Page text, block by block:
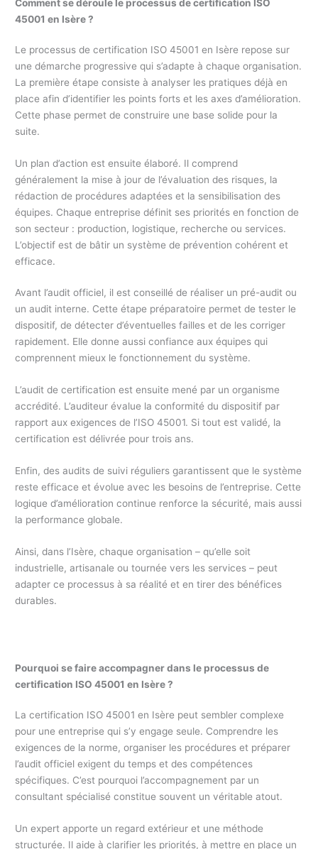
Comment se déroule le processus de certification ISO
45001 en Isère ?
Le processus de certification ISO 45001 en Isère repose sur
une démarche progressive qui s’adapte à chaque organisation.
La première étape consiste à analyser les pratiques déjà en
place afin d’identifier les points forts et les axes d’amélioration.
Cette phase permet de construire une base solide pour la
suite.
Un plan d’action est ensuite élaboré. Il comprend
généralement la mise à jour de l’évaluation des risques, la
rédaction de procédures adaptées et la sensibilisation des
équipes. Chaque entreprise définit ses priorités en fonction de
son secteur : production, logistique, recherche ou services.
L’objectif est de bâtir un système de prévention cohérent et
efficace.
Avant l’audit officiel, il est conseillé de réaliser un pré-audit ou
un audit interne. Cette étape préparatoire permet de tester le
dispositif, de détecter d’éventuelles failles et de les corriger
rapidement. Elle donne aussi confiance aux équipes qui
comprennent mieux le fonctionnement du système.
L’audit de certification est ensuite mené par un organisme
accrédité. L’auditeur évalue la conformité du dispositif par
rapport aux exigences de l’ISO 45001. Si tout est validé, la
certification est délivrée pour trois ans.
Enfin, des audits de suivi réguliers garantissent que le système
reste efficace et évolue avec les besoins de l’entreprise. Cette
logique d’amélioration continue renforce la sécurité, mais aussi
la performance globale.
Ainsi, dans l’Isère, chaque organisation – qu’elle soit
industrielle, artisanale ou tournée vers les services – peut
adapter ce processus à sa réalité et en tirer des bénéfices
durables.
Pourquoi se faire accompagner dans le processus de
certification ISO 45001 en Isère ?
La certification ISO 45001 en Isère peut sembler complexe
pour une entreprise qui s’y engage seule. Comprendre les
exigences de la norme, organiser les procédures et préparer
l’audit officiel exigent du temps et des compétences
spécifiques. C’est pourquoi l’accompagnement par un
consultant spécialisé constitue souvent un véritable atout.
Un expert apporte un regard extérieur et une méthode
structurée. Il aide à clarifier les priorités, à mettre en place un